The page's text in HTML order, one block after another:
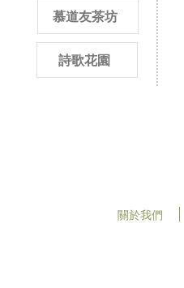
慕道友茶坊
詩歌花園
關於我們